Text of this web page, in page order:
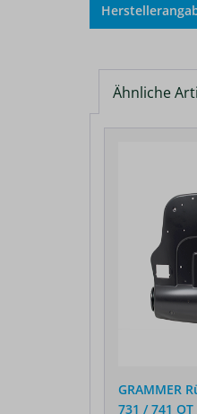
Ähnliche
GRAMMER
731 / 741